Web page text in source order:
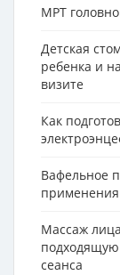
МРТ
Детская
ребенка и
визите
Как
Вафельное
применения
Массаж
подходящую
сеанса